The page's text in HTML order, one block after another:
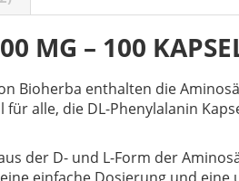
MG – 100
Bioherba enthalten die
alle, die DL-Phenylalanin
der D- und L-Form der